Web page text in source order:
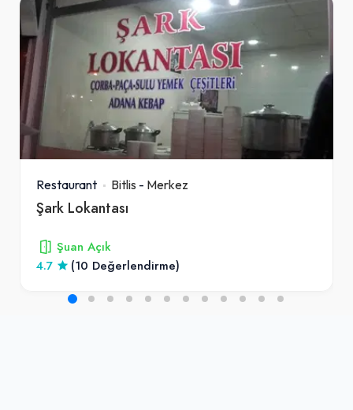
Restaurant Bitlis - Merkez
Şark Lokantası
Şuan Açık
4.7
(10 Değerlendirme)